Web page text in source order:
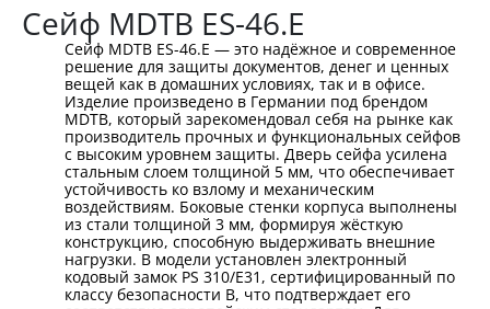
Сейф MDTB ES-46.Е
Сейф MDTB ES-46.Е — это надёжное и современное
решение для защиты документов, денег и ценных
вещей как в домашних условиях, так и в офисе.
Изделие произведено в Германии под брендом
MDTB, который зарекомендовал себя на рынке как
производитель прочных и функциональных сейфов
с высоким уровнем защиты. Дверь сейфа усилена
стальным слоем толщиной 5 мм, что обеспечивает
устойчивость ко взлому и механическим
воздействиям. Боковые стенки корпуса выполнены
из стали толщиной 3 мм, формируя жёсткую
конструкцию, способную выдерживать внешние
нагрузки. В модели установлен электронный
кодовый замок PS 310/Е31, сертифицированный по
классу безопасности B, что подтверждает его